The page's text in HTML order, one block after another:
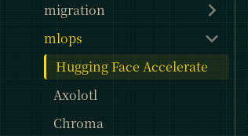
migration
mlops
Hugging Face Accelerate
Axolotl
Chroma